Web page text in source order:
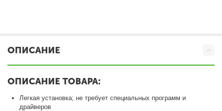
ОПИСАНИЕ
ОПИСАНИЕ ТОВАРА:
Легкая установка; не требует специальных программ и
драйверов